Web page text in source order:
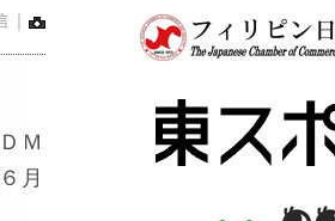
Ｍ
月